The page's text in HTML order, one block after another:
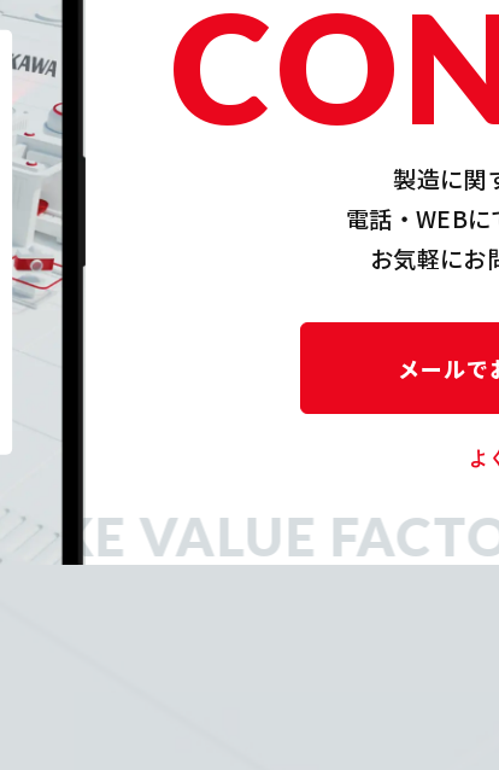
製造に関
電話・WEBに
お気軽にお
メールで
よ
VALUE